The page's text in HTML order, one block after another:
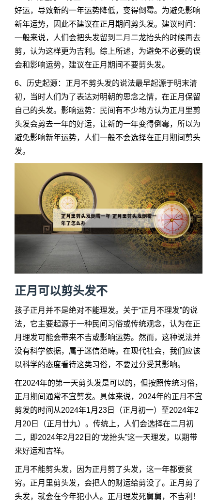
好运，导致新的一年运势降低，变得倒霉。为避免影响
新年运势，因此不建议在正月期间剪头发。建议时间：
一般来说，人们会把头发留到二月二龙抬头的时候再去
剪，认为这样更为吉利。综上所述，为避免不必要的误
会和影响运势，建议在正月期间不要剪头发。
6、历史起源：正月不剪头发的说法最早起源于明末清
初，当时人们为了表达对明朝的思念之情，在正月保留
自己的头发。影响运势：民间有不少地方认为正月里剪
头发会剪去一年的好运，让新的一年变得倒霉，所以为
避免影响新年运势，人们一般不会选择在正月期间剪头
发。
正月可以剪头发不
孩子正月并不是绝对不能理发。关于“正月不理发”的说
法，它主要起源于一种民间习俗或传统观念，认为在正
月理发可能会带来不吉或影响运势。然而，这种说法并
没有科学依据，属于迷信范畴。在现代社会，我们应该
以科学的态度看待这类习俗，不要过分受其影响。
在2024年的第一天剪头发是可以的，但按照传统习俗，
正月期间通常不宜剪发。具体来说，2024年的正月不宜
剪发的时间从2024年1月23日（正月初一）至2024年2
月20日（正月廿九）。传统上，人们会选择在二月初
二，即2024年2月22日的“龙抬头”这一天理发，以期带
来好运和吉祥。
正月不能剪头发，因为正月剪了头发，这一年都要贫
穷。正月里剪头发，会把人的财运给剪没了。正月剪了
头发，就会在今年犯小人。正月理发死舅舅，不吉利！